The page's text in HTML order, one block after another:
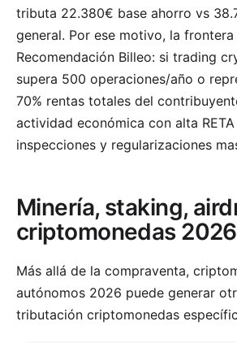
tributa 22.380€ base ahorro vs
general. Por ese motivo, la
Recomendación Billeo: si trading
supera 500 operaciones/año o
70% rentas totales del
actividad económica con alta
inspecciones y regularizaciones
Minería, staking,
criptomonedas 2026
Más allá de la compraventa,
autónomos 2026 puede generar
tributación criptomonedas